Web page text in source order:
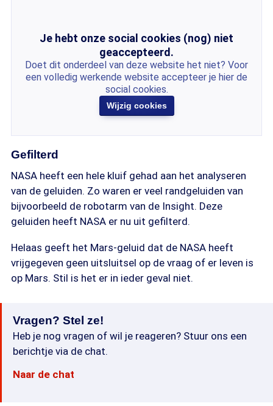
Je hebt onze social cookies (nog) niet
geaccepteerd.
Doet dit onderdeel van deze website het niet? Voor
een volledig werkende website accepteer je hier de
social cookies.
Wijzig cookies
Gefilterd
NASA heeft een hele kluif gehad aan het analyseren
van de geluiden. Zo waren er veel randgeluiden van
bijvoorbeeld de robotarm van de Insight. Deze
geluiden heeft NASA er nu uit gefilterd.
Helaas geeft het Mars-geluid dat de NASA heeft
vrijgegeven geen uitsluitsel op de vraag of er leven is
op Mars. Stil is het er in ieder geval niet.
Vragen? Stel ze!
Heb je nog vragen of wil je reageren? Stuur ons een
berichtje via de chat.
Naar de chat